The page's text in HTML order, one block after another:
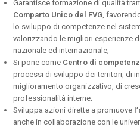
Garantisce formazione di qualità
Comparto Unico del FVG ,
lo sviluppo di competenze nel
valorizzando le migliori esperienze
nazionale ed internazionale;
Si pone come Centro di
processi di sviluppo dei territori, di
miglioramento organizzativo, di
professionalità interne;
Sviluppa azioni dirette a promuove
anche in collaborazione con le